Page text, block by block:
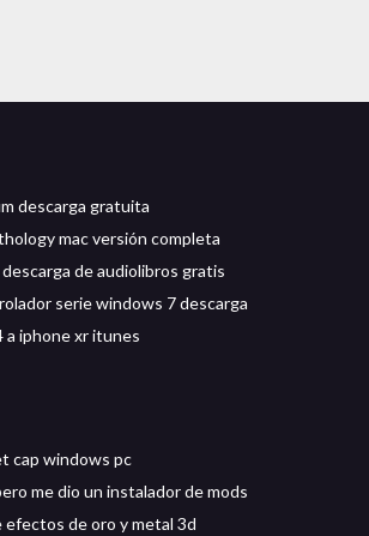
descarga gratuita
mac versión completa
de audiolibros gratis
serie windows 7 descarga
a iphone xr itunes
cap windows pc
me dio un instalador de mods
de oro y metal 3d